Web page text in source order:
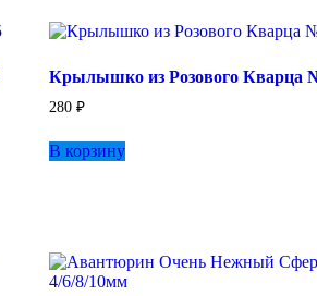
Крылышко из Розового Кварца
280₽
В корзину